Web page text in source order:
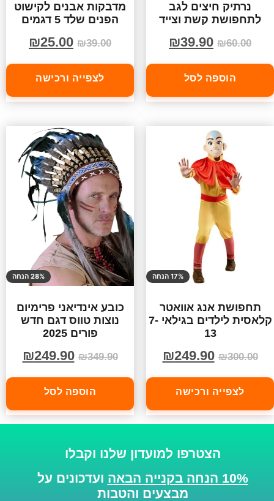
נרתיק חיצים לגב
לתחפושת קשת וצייד
₪60.00
₪39.90
הוספה לסל
מדבקות אבנים לקישוט
הפנים שלד 5 דגמים
₪39.00
₪25.00
לצפייה ורכישה
17% הנחה
תחפושת אנג אוואטר
קלאסית לילדים בגילאי 7-
13
₪300.00
₪249.90
לצפייה ורכישה
28% הנחה
כובע אינדיאני פרימיום
נוצות טווס דגם חדש
פורים 2025
₪349.90
₪249.90
הוספה לסל
הצטרפו למועדון שלנו וקבלו
10% הנחה בקנייה הבאה
ועדכונים על
מבצעים והטבות